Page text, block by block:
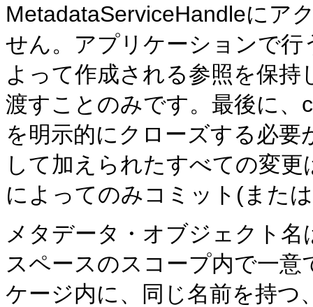
MetadataServiceHandleにア
せん。アプリケーションで
よって作成される参照を保
渡すことのみです。最後に
を明示的にクローズする必
して加えられたすべての変
によってのみコミット(また
メタデータ・オブジェクト
スペースのスコープ内で一
ケージ内に、同じ名前を持